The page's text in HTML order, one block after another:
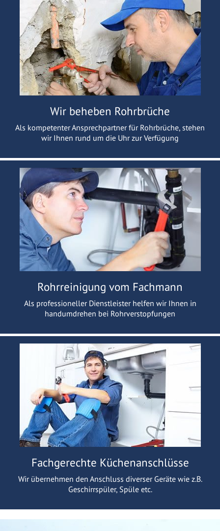
Wir beheben Rohrbrüche
Als kompetenter Ansprechpartner für Rohrbrüche, stehen
wir Ihnen rund um die Uhr zur Verfügung
Rohrreinigung vom Fachmann
Als professioneller Dienstleister helfen wir Ihnen in
handumdrehen bei Rohrverstopfungen
Fachgerechte Küchenanschlüsse
Wir übernehmen den Anschluss diverser Geräte wie z.B.
Geschirrspüler, Spüle etc.